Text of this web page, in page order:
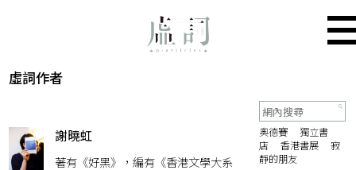
虛詞作者
謝曉虹
著有《好黑》，編有《香港文學大系
奧德賽
獨立書
店
香港書展
寂
靜的朋友